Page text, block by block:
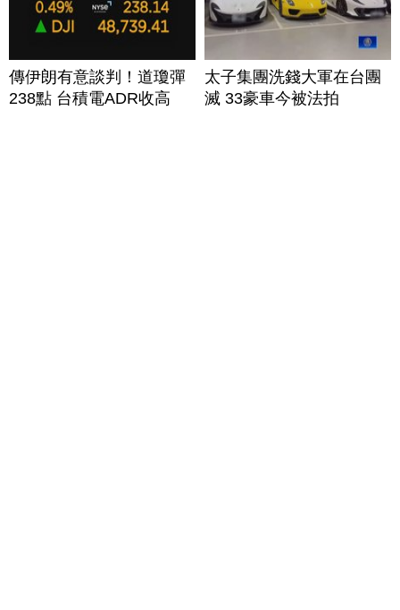
傳伊朗有意談判！道瓊彈
238點 台積電ADR收高
太子集團洗錢大軍在台團
滅 33豪車今被法拍